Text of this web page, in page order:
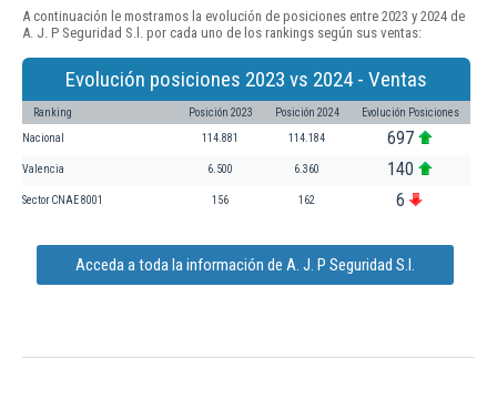
A continuación le mostramos la evolución de posiciones entre 2023 y 2024 de
A. J. P Seguridad S.l. por cada uno de los rankings según sus ventas:
Evolución posiciones 2023 vs 2024 - Ventas
Ranking Posición 2023 Posición 2024 Evolución Posiciones
Nacional 114.881 114.184 697
Valencia 6.500 6.360 140
Sector CNAE 8001 156 162 6
Acceda a toda la información de A. J. P Seguridad S.l.